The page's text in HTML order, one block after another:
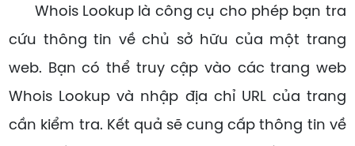
Whois Lookup là công cụ cho phép bạn tra
cứu thông tin về chủ sở hữu của một trang
web. Bạn có thể truy cập vào các trang web
Whois Lookup và nhập địa chỉ URL của trang
cần kiểm tra. Kết quả sẽ cung cấp thông tin về